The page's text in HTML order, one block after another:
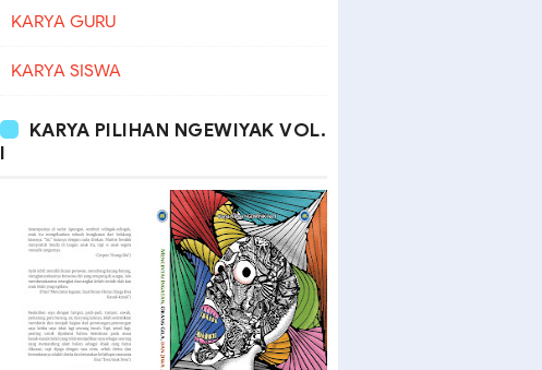
KARYA GURU
KARYA SISWA
KARYA PILIHAN NGEWIYAK VOL.
I